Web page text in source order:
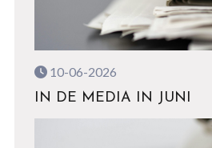
10-06-2026
IN DE MEDIA IN JUNI